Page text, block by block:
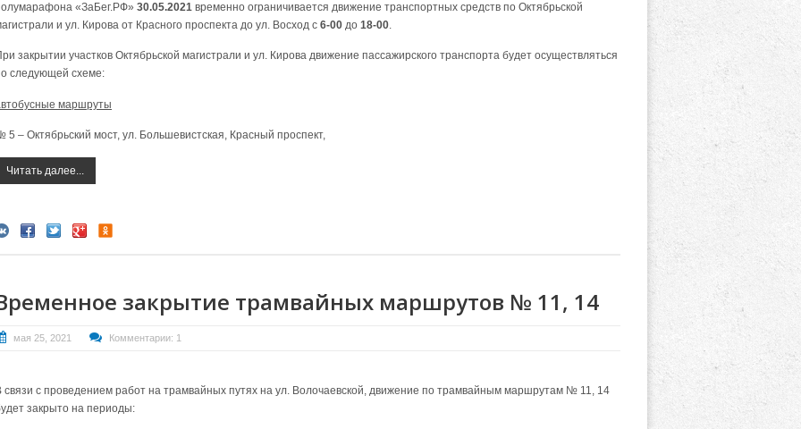
«ЗаБег.РФ» 30.05.2021 временно ограничивается движение транспортных средств по Октябрьской
и ул. Кирова от Красного проспекта до ул. Восход с 6-00 до 18-00.
закрытии участков Октябрьской магистрали и ул. Кирова движение пассажирского транспорта будет осуществляться
следующей схеме:
маршруты
5 – Октябрьский мост, ул. Большевистская, Красный проспект,
Читать далее...
закрытие трамвайных маршрутов № 11, 14
мая 25, 2021 Комментарии: 1
связи с проведением работ на трамвайных путях на ул. Волочаевской, движение по трамвайным маршрутам № 11, 14
закрыто на периоды: